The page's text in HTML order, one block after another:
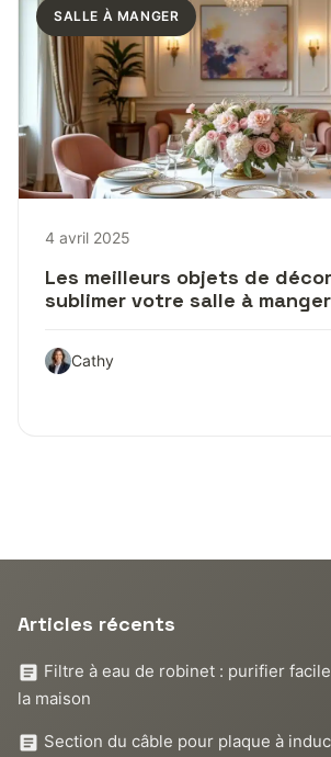
SALLE À MANGER
4 avril 2025
Les meilleurs objets de
sublimer votre salle à manger
Cathy
Articles récents
Filtre à eau de robinet : purifier
la maison
Section du câble pour plaque à